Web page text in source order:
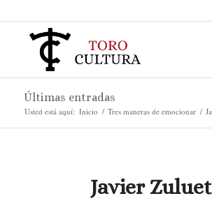
Últimas entradas
Usted está aquí: Inicio / Tres maneras de emocionar /
Javier